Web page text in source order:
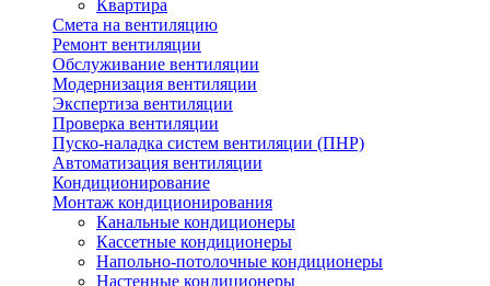
Квартира
Смета на вентиляцию
Ремонт вентиляции
Обслуживание вентиляции
Модернизация вентиляции
Экспертиза вентиляции
Проверка вентиляции
Пуско-наладка систем вентиляции (ПНР)
Автоматизация вентиляции
Кондиционирование
Монтаж кондиционирования
Канальные кондиционеры
Кассетные кондиционеры
Напольно-потолочные кондиционеры
Настенные кондиционеры